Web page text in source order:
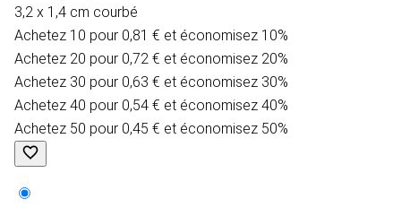
3,2 x 1,4 cm courbé
Achetez 10 pour 0,81 € et économisez 10%
Achetez 20 pour 0,72 € et économisez 20%
Achetez 30 pour 0,63 € et économisez 30%
Achetez 40 pour 0,54 € et économisez 40%
Achetez 50 pour 0,45 € et économisez 50%